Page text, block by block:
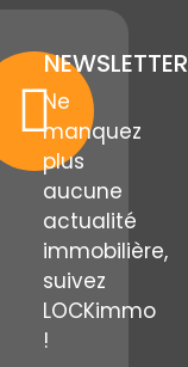
NEWSLETTER
Ne
manquez
plus
aucune
actualité
immobilière,
suivez
LOCKimmo
!